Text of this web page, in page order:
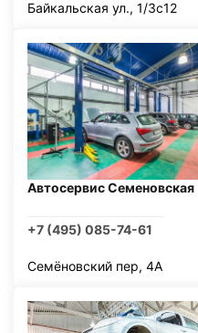
Байкальская ул., 1/3с12
Автосервис Семеновская
+7 (495) 085-74-61
Семёновский пер, 4А